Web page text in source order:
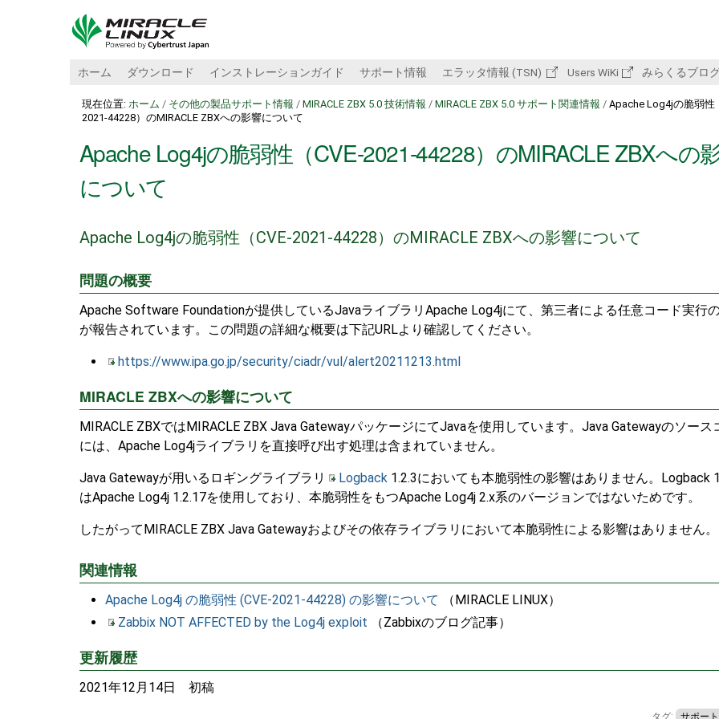
ホーム ダウンロード インストレーションガイド サポート情報 エラッタ情報 (TSN) Users WiKi みらくるブロ
現在位置: ホーム / その他の製品サポート情報 / MIRACLE ZBX 5.0 技術情報 / MIRACLE ZBX 5.0 サポート関連情報 / Apache Log4jの脆弱性
2021-44228）のMIRACLE ZBXへの影響について
Apache Log4jの脆弱性（CVE-2021-44228）のMIRACLE ZBXへの
について
Apache Log4jの脆弱性（CVE-2021-44228）のMIRACLE ZBXへの影響について
問題の概要
Apache Software Foundationが提供しているJavaライブラリApache Log4jにて、第三者による任意コード実行
が報告されています。この問題の詳細な概要は下記URLより確認してください。
https://www.ipa.go.jp/security/ciadr/vul/alert20211213.html
MIRACLE ZBXへの影響について
MIRACLE ZBXではMIRACLE ZBX Java GatewayパッケージにてJavaを使用しています。Java Gatewayのソース
には、Apache Log4jライブラリを直接呼び出す処理は含まれていません。
Java Gatewayが用いるロギングライブラリ Logback1.2.3においても本脆弱性の影響はありません。Logback
はApache Log4j 1.2.17を使用しており、本脆弱性をもつApache Log4j 2.x系のバージョンではないためです。
したがってMIRACLE ZBX Java Gatewayおよびその依存ライブラリにおいて本脆弱性による影響はありません。
関連情報
Apache Log4j の脆弱性 (CVE-2021-44228) の影響について （MIRACLE LINUX）
Zabbix NOT AFFECTED by the Log4j exploit （Zabbixのブログ記事）
更新履歴
2021年12月14日 初稿
タグ: サポー